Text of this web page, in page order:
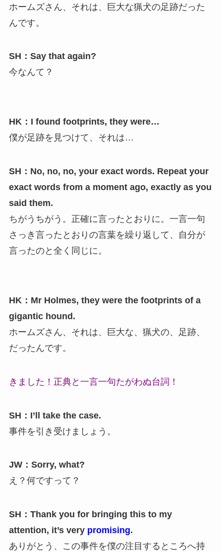
ホームズさん、それは、巨大な猟犬の足跡だった
んです。
SH：Say that again?
今なんて？
HK：I found footprints, they were…
僕が足跡を見つけて、それは…
SH：No, no, no, your exact words. Repeat your
exact words from a moment ago, exactly as you
said them.
ちがうちがう。正確に言ったとおりに。一言一句
さっき言ったとおりの言葉を繰り返して、自分が
言ったのと全く同じに。
HK： Mr Holmes, they were the footprints of a
gigantic hound.
ホームズさん、それは、巨大な、猟犬の、足跡、
だったんです。
きました！正典と一言一句たがわぬ台詞！
SH：I’ll take the case.
事件を引き受けましょう。
JW：Sorry, what?
え？何ですって？
SH：Thank you for bringing this to my
attention, it’s very promising.
ありがとう、この事件を僕の注目するところへ持